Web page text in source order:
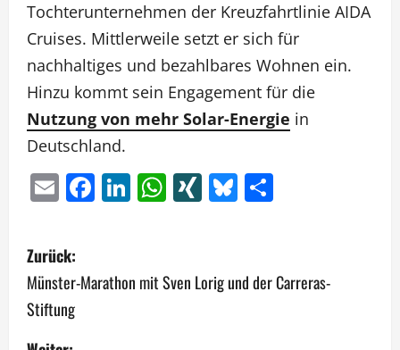
Tochterunternehmen der Kreuzfahrtlinie AIDA
Cruises. Mittlerweile setzt er sich für
nachhaltiges und bezahlbares Wohnen ein.
Hinzu kommt sein Engagement für die
Nutzung von mehr Solar-Energie in
Deutschland.
EmailFacebook
LinkedIn
WhatsApp
XINGBluesky
B
e
i
Zurück:
Münster-Marathon mit Sven Lorig und der Carreras-
Stiftung